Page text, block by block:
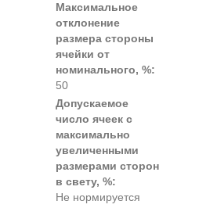
Максимальное
отклонение
размера стороны
ячейки от
номинального, %:
50
Допускаемое
число ячеек с
максимально
увеличенными
размерами сторон
в свету, %:
Не нормируется